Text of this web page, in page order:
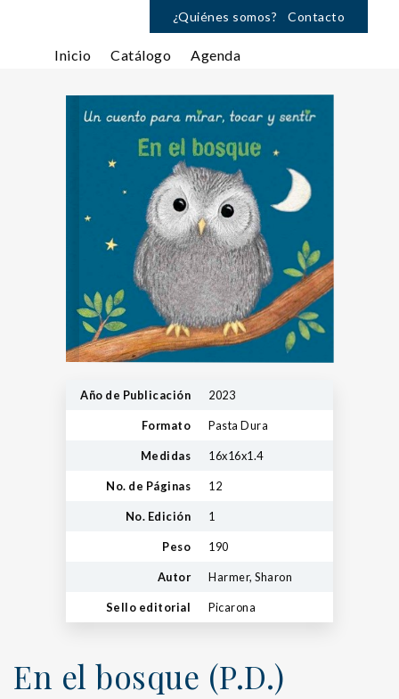
¿Quiénes somos? Contacto
Inicio Catálogo Agenda
Año de Publicación 2023
Formato Pasta Dura
Medidas 16x16x1.4
No. de Páginas 12
No. Edición 1
Peso 190
Autor Harmer, Sharon
Sello editorial Picarona
En el bosque (P.D.)